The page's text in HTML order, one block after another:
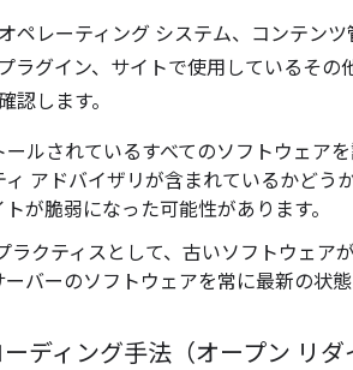
ペレーティング システム、コンテン
ラグイン、サイトで使用しているそ
認します。
ールされているすべてのソフトウェア
ィ アドバイザリが含まれているかどう
トが脆弱になった可能性があります。
ラクティスとして、古いソフトウェア
ーバーのソフトウェアを常に最新の状
ディング手法（オープン リ